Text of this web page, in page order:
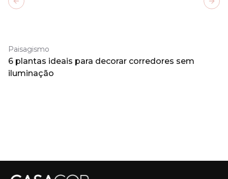
Paisagismo
6 plantas ideais para decorar corredores sem
iluminação
Previous slide